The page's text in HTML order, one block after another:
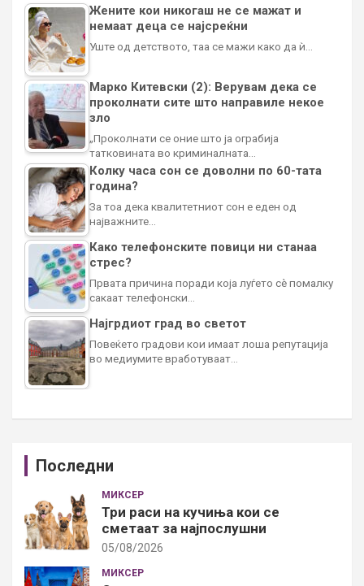
Жените кои никогаш не се мажат и
немаат деца се најсреќни
Уште од детството, таа се мажи како да ѝ…
Марко Китевски (2): Верувам дека се
проколнати сите што направиле некое
зло
„Проколнати се оние што ја ограбија
татковината во криминалната…
Колку часа сон се доволни по 60-тата
година?
За тоа дека квалитетниот сон е еден од
најважните…
Како телефонските повици ни станаа
стрес?
Првата причина поради која луѓето сè помалку
сакаат телефонски…
Најгрдиот град во светот
Повеќето градови кои имаат лоша репутација
во медиумите вработуваат…
Последни
МИКСЕР
Три раси на кучиња кои се
сметаат за најпослушни
05/08/2026
МИКСЕР